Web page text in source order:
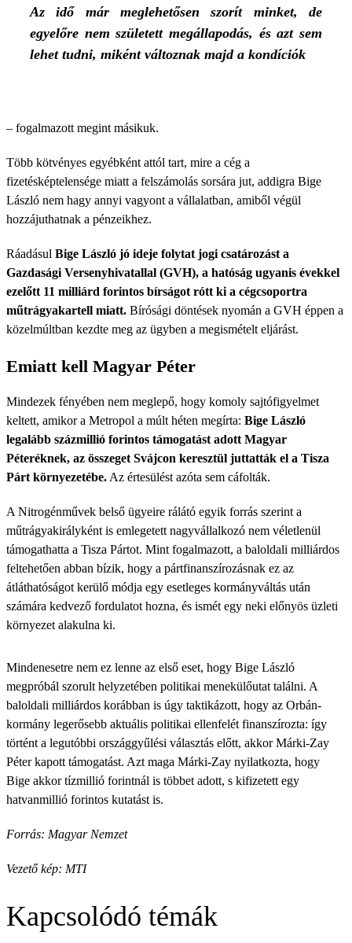
Az idő már meglehetősen szorít minket, de
egyelőre nem született megállapodás, és azt sem
lehet tudni, miként változnak majd a kondíciók
– fogalmazott megint másikuk.
Több kötvényes egyébként attól tart, mire a cég a
fizetésképtelensége miatt a felszámolás sorsára jut, addigra Bige
László nem hagy annyi vagyont a vállalatban, amiből végül
hozzájuthatnak a pénzeikhez.
Ráadásul Bige László jó ideje folytat jogi csatározást a
Gazdasági Versenyhivatallal (GVH), a hatóság ugyanis évekkel
ezelőtt 11 milliárd forintos bírságot rótt ki a cégcsoportra
műtrágyakartell miatt. Bírósági döntések nyomán a GVH éppen a
közelmúltban kezdte meg az ügyben a megismételt eljárást.
Emiatt kell Magyar Péter
Mindezek fényében nem meglepő, hogy komoly sajtófigyelmet
keltett, amikor a Metropol a múlt héten megírta: Bige László
legalább százmillió forintos támogatást adott Magyar
Péteréknek, az összeget Svájcon keresztül juttatták el a Tisza
Párt környezetébe. Az értesülést azóta sem cáfolták.
A Nitrogénművek belső ügyeire rálátó egyik forrás szerint a
műtrágyakirályként is emlegetett nagyvállalkozó nem véletlenül
támogathatta a Tisza Pártot. Mint fogalmazott, a baloldali milliárdos
feltehetően abban bízik, hogy a pártfinanszírozásnak ez az
átláthatóságot kerülő módja egy esetleges kormányváltás után
számára kedvező fordulatot hozna, és ismét egy neki előnyös üzleti
környezet alakulna ki.
Mindenesetre nem ez lenne az első eset, hogy Bige László
megpróbál szorult helyzetében politikai menekülőutat találni. A
baloldali milliárdos korábban is úgy taktikázott, hogy az Orbán-
kormány legerősebb aktuális politikai ellenfelét finanszírozta: így
történt a legutóbbi országgyűlési választás előtt, akkor Márki-Zay
Péter kapott támogatást. Azt maga Márki-Zay nyilatkozta, hogy
Bige akkor tízmillió forintnál is többet adott, s kifizetett egy
hatvanmillió forintos kutatást is.
Forrás: Magyar Nemzet
Vezető kép: MTI
Kapcsolódó témák